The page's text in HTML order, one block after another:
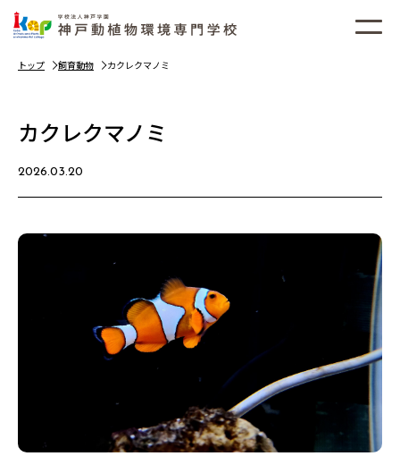
トップ 飼育動物 カクレクマノミ
カクレクマノミ
2026.03.20